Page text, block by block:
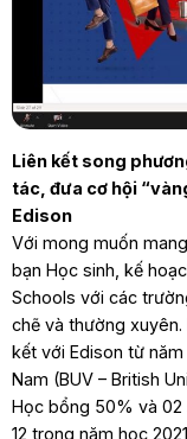
Liên kết song
tác, đưa cơ hội
Edison
Với mong muốn
bạn Học sinh, kế
Schools với các
chẽ và thường
kết với Edison từ
Nam (BUV – British
Học bổng 50% và
12 trong năm học